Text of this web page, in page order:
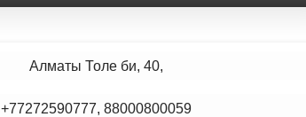
Алматы Толе би, 40,
+77272590777, 88000800059